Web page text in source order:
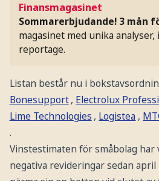
Finansmagasinet
Sommarerbjudande! 3 mån
magasinet med unika
reportage.
Listan består nu i
Bonesupport , Electrolux
Lime Technologies , Logistea ,
.
Vinstestimaten för småbolag
negativa revideringar sedan